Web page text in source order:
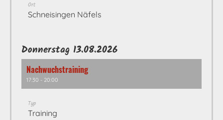
Ort
Schneisingen Näfels
Donnerstag 13.08.2026
Nachwuchstraining
17:30 - 20:00
Typ
Training